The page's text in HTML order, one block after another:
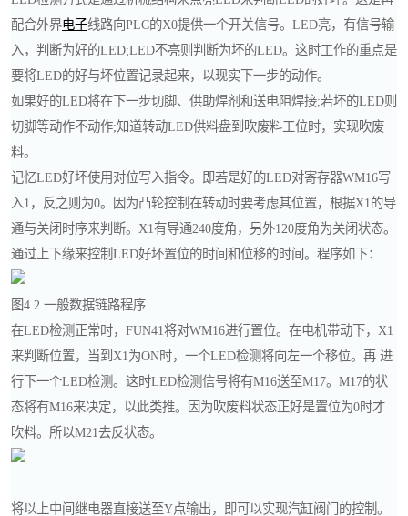
配合外界电子线路向PLC的X0提供一个开关信号。LED亮，有信号输
入，判断为好的LED;LED不亮则判断为坏的LED。这时工作的重点是
要将LED的好与坏位置记录起来，以现实下一步的动作。
如果好的LED将在下一步切脚、供助焊剂和送电阻焊接;若坏的LED则
切脚等动作不动作;知道转动LED供料盘到吹废料工位时，实现吹废
料。
记忆LED好坏使用对位写入指令。即若是好的LED对寄存器WM16写
入1，反之则为0。因为凸轮控制在转动时要考虑其位置，根据X1的导
通与关闭时序来判断。X1有导通240度角，另外120度角为关闭状态。
通过上下缘来控制LED好坏置位的时间和位移的时间。程序如下：
图4.2 一般数据链路程序
在LED检测正常时，FUN41将对WM16进行置位。在电机带动下，X1
来判断位置，当到X1为ON时，一个LED检测将向左一个移位。再 进
行下一个LED检测。这时LED检测信号将有M16送至M17。M17的状
态将有M16来决定，以此类推。因为吹废料状态正好是置位为0时才
吹料。所以M21去反状态。
将以上中间继电器直接送至Y点输出，即可以实现汽缸阀门的控制。